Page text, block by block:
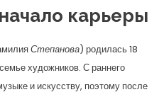
карьеры
Степанова) родилась 18
художников. С раннего
и искусству, поэтому после